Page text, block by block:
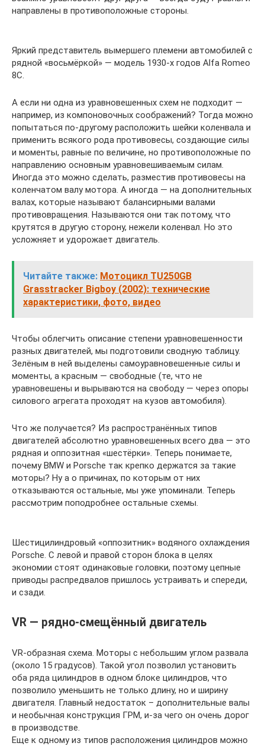
направлены в противоположные стороны.
Яркий представитель вымершего племени автомобилей с
рядной «восьмёркой» — модель 1930-х годов Alfa Romeo
8C.
А если ни одна из уравновешенных схем не подходит —
например, из компоновочных соображений? Тогда можно
попытаться по-другому расположить шейки коленвала и
применить всякого рода противовесы, создающие силы
и моменты, равные по величине, но противоположные по
направлению основным уравновешиваемым силам.
Иногда это можно сделать, разместив противовесы на
коленчатом валу мотора. А иногда — на дополнительных
валах, которые называют балансирными валами
противовращения. Называются они так потому, что
крутятся в другую сторону, нежели коленвал. Но это
усложняет и удорожает двигатель.
Читайте также: Мотоцикл TU250GB
Grasstracker Bigboy (2002): технические
характеристики, фото, видео
Чтобы облегчить описание степени уравновешенности
разных двигателей, мы подготовили сводную таблицу.
Зелёным в ней выделены самоуравновешенные силы и
моменты, а красным — свободные (те, что не
уравновешены и вырываются на свободу — через опоры
силового агрегата проходят на кузов автомобиля).
Что же получается? Из распространённых типов
двигателей абсолютно уравновешенных всего два — это
рядная и оппозитная «шестёрки». Теперь понимаете,
почему BMW и Porsche так крепко держатся за такие
моторы? Ну а о причинах, по которым от них
отказываются остальные, мы уже упоминали. Теперь
рассмотрим поподробнее остальные схемы.
Шестицилиндровый «оппозитник» водяного охлаждения
Porsche. С левой и правой сторон блока в целях
экономии стоят одинаковые головки, поэтому цепные
приводы распредвалов пришлось устраивать и спереди,
и сзади.
VR — рядно-смещённый двигатель
VR-образная схема. Моторы с небольшим углом развала
(около 15 градусов). Такой угол позволил установить
оба ряда цилиндров в одном блоке цилиндров, что
позволило уменьшить не только длину, но и ширину
двигателя. Главный недостаток – дополнительные валы
и необычная конструкция ГРМ, и-за чего он очень дорог
в производстве.
Еще к одному из типов расположения цилиндров можно